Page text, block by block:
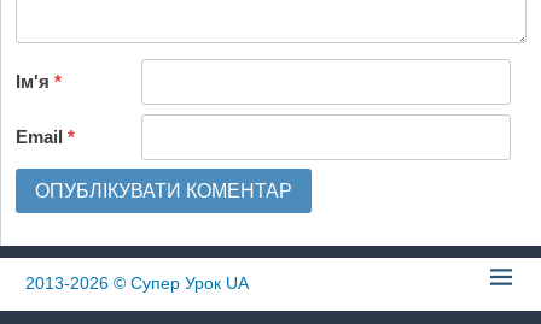
Ім'я*
Email*
2013-2026 © Супер Урок UA